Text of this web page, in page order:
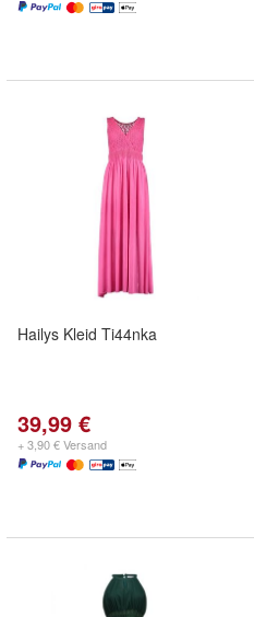
Hailys Kleid Ti44nka
39,99 €
+ 3,90 € Versand